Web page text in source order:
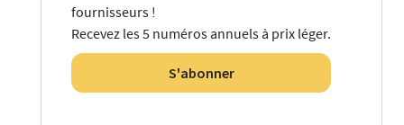
fournisseurs !
Recevez les 5 numéros annuels à prix léger.
S'abonner